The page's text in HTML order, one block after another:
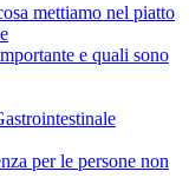
mettiamo nel piatto
e quali sono
per le persone non